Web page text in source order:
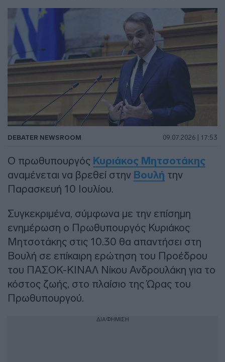
DEBATER NEWSROOM 09.07.2026 | 17:53
Ο πρωθυπουργός Κυριάκος Μητσοτάκης
αναμένεται να βρεθεί στην Βουλή την
Παρασκευή 10 Ιουλίου.
Συγκεκριμένα, σύμφωνα με την επίσημη
ενημέρωση ο Πρωθυπουργός Κυριάκος
Μητσοτάκης στις 10.30 θα απαντήσει στη
Βουλή σε επίκαιρη ερώτηση του Προέδρου
του ΠΑΣΟΚ-ΚΙΝΑΛ Νίκου Ανδρουλάκη για το
κόστος ζωής, στο πλαίσιο της Ώρας του
Πρωθυπουργού.
ΔΙΑΦΗΜΙΣΗ